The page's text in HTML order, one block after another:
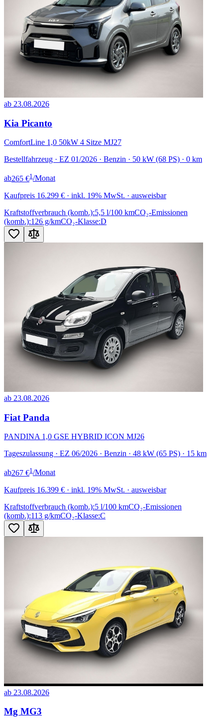
ab 23.08.2026
Kia Picanto
ComfortLine 1,0 50kW 4 Sitze MJ27
Bestellfahrzeug · EZ 01/2026 · Benzin · 50 kW (68 PS) · 0 km
ab265 €1 /Monat
Kaufpreis 16.299 € · inkl. 19% MwSt. · ausweisbar
Kraftstoffverbrauch (komb.):5,5 l/100 kmCO₂-Emissionen
(komb.):126 g/kmCO₂-Klasse:D
ab 23.08.2026
Fiat Panda
PANDINA 1,0 GSE HYBRID ICON MJ26
Tageszulassung · EZ 06/2026 · Benzin · 48 kW (65 PS) · 15 km
ab267 €1 /Monat
Kaufpreis 16.399 € · inkl. 19% MwSt. · ausweisbar
Kraftstoffverbrauch (komb.):5 l/100 kmCO₂-Emissionen
(komb.):113 g/kmCO₂-Klasse:C
ab 23.08.2026
Mg MG3